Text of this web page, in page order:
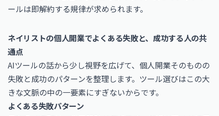
ールは即解約する規律が求められます。
ネイリストの個人開業でよくある失敗と、成功する人の共
通点
AIツールの話から少し視野を広げて、個人開業そのものの
失敗と成功のパターンを整理します。ツール選びはこの大
きな文脈の中の一要素にすぎないからです。
よくある失敗パターン